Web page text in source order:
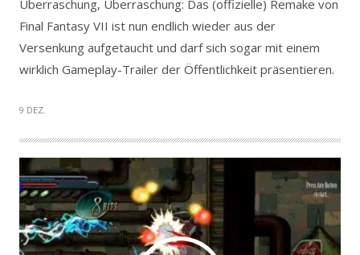
Überraschung, Überraschung: Das (offizielle) Remake von
Final Fantasy VII ist nun endlich wieder aus der
Versenkung aufgetaucht und darf sich sogar mit einem
wirklich Gameplay-Trailer der Öffentlichkeit präsentieren.
9 DEZ.